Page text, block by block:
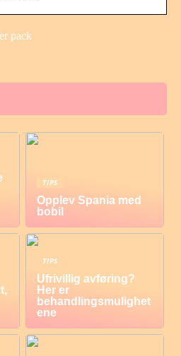
pack
TIPS
Opplev Spania med
bobil
TIPS
Ufrivillig avføring?
Her er
behandlingsmulighet
ene